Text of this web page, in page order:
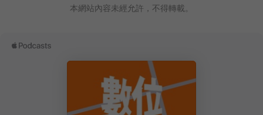
本網站內容未經允許，不得轉載。